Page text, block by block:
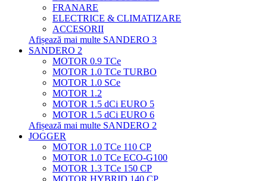
FRANARE
ELECTRICE & CLIMATIZARE
ACCESORII
Afișează mai multe SANDERO 3
SANDERO 2
MOTOR 0.9 TCe
MOTOR 1.0 TCe TURBO
MOTOR 1.0 SCe
MOTOR 1.2
MOTOR 1.5 dCi EURO 5
MOTOR 1.5 dCi EURO 6
Afișează mai multe SANDERO 2
JOGGER
MOTOR 1.0 TCe 110 CP
MOTOR 1.0 TCe ECO-G100
MOTOR 1.3 TCe 150 CP
MOTOR HYBRID 140 CP